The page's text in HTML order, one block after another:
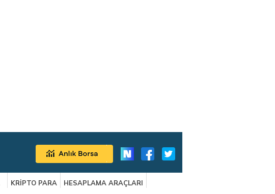
KRİPTO PARA
HESAPLAMA ARAÇLARI